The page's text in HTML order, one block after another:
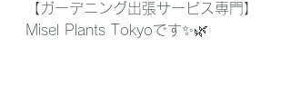
【ガーデニング出張サービス専門】
Misel Plants Tokyoです✨🌿‬